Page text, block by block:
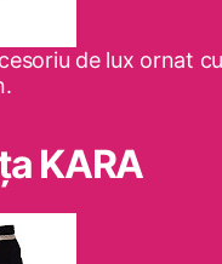
de lux ornat
KARA